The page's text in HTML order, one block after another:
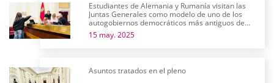
Estudiantes de Alemania y Rumanía visitan las
Juntas Generales como modelo de uno de los
autogobiernos democráticos más antiguos de
Europa
15 may. 2025
Asuntos tratados en el pleno